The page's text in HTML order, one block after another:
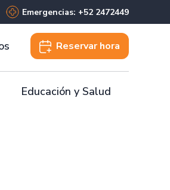
Emergencias: +52 2472449
Reservar hora
Educación y Salud